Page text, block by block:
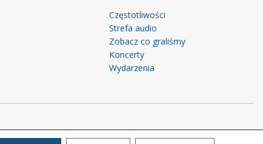
Częstotliwości
Strefa audio
Zobacz co graliśmy
Koncerty
Wydarzenia